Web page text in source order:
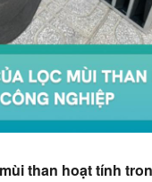
than hoạt tính